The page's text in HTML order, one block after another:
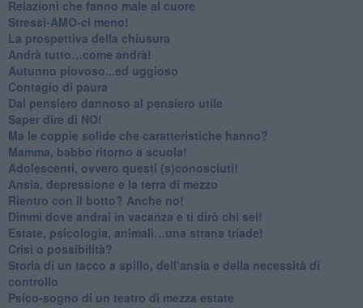
​Relazioni che fanno male al cuore
​Stressi-AMO-ci meno!
​La prospettiva della chiusura
​Andrà tutto…come andrà!
Autunno piovoso...ed uggioso
​Contagio di paura
​Dal pensiero dannoso al pensiero utile
​Saper dire di NO!
​Ma le coppie solide che caratteristiche hanno?
​Mamma, babbo ritorno a scuola!
Adolescenti, ovvero questi (s)conosciuti!
Ansia, depressione e la terra di mezzo
​Rientro con il botto? Anche no!
Dimmi dove andrai in vacanza e ti dirò chi sei!
​Estate, psicologia, animali…una strana triade!
​Crisi o possibilità?
​Storia di un tacco a spillo, dell’ansia e della necessità di
controllo
​Psico-sogno di un teatro di mezza estate